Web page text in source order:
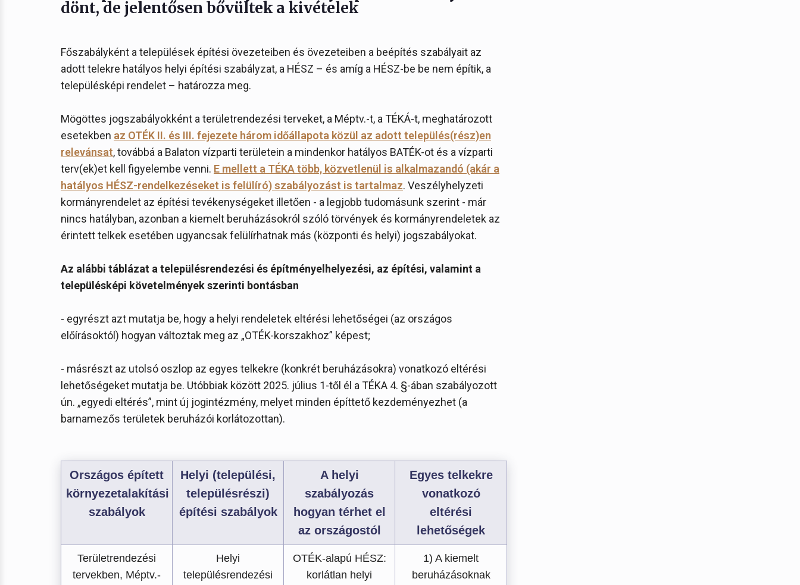
dönt, de jelentősen bővültek a kivételek
Főszabályként a települések építési övezeteiben és övezeteiben a beépítés szabályait az
adott telekre hatályos helyi építési szabályzat, a HÉSZ – és amíg a HÉSZ-be be nem építik, a
településképi rendelet – határozza meg.
Mögöttes jogszabályokként a területrendezési terveket, a Méptv.-t, a TÉKÁ-t, meghatározott
esetekben az OTÉK II. és III. fejezete három időállapota közül az adott település(rész)en
relevánsat, továbbá a Balaton vízparti területein a mindenkor hatályos BATÉK-ot és a vízparti
terv(ek)et kell figyelembe venni. E mellett a TÉKA több, közvetlenül is alkalmazandó (akár a
hatályos HÉSZ-rendelkezéseket is felülíró) szabályozást is tartalmaz. Veszélyhelyzeti
kormányrendelet az építési tevékenységeket illetően - a legjobb tudomásunk szerint - már
nincs hatályban, azonban a kiemelt beruházásokról szóló törvények és kormányrendeletek az
érintett telkek esetében ugyancsak felülírhatnak más (központi és helyi) jogszabályokat.
Az alábbi táblázat a településrendezési és építményelhelyezési, az építési, valamint a
településképi követelmények szerinti bontásban
- egyrészt azt mutatja be, hogy a helyi rendeletek eltérési lehetőségei (az országos
előírásoktól) hogyan változtak meg az „OTÉK-korszakhoz” képest;
- másrészt az utolsó oszlop az egyes telkekre (konkrét beruházásokra) vonatkozó eltérési
lehetőségeket mutatja be. Utóbbiak között 2025. július 1-től él a TÉKA 4. §-ában szabályozott
ún. „egyedi eltérés”, mint új jogintézmény, melyet minden építtető kezdeményezhet (a
barnamezős területek beruházói korlátozottan).
Országos épített
környezetalakítási
szabályok
Helyi (települési,
településrészi)
építési szabályok
A helyi
szabályozás
hogyan térhet el
az országostól
Egyes telkekre
vonatkozó
eltérési
lehetőségek
Területrendezési
tervekben, Méptv.-
Helyi
településrendezési
OTÉK-alapú HÉSZ:
korlátlan helyi
1) A kiemelt
beruházásoknak